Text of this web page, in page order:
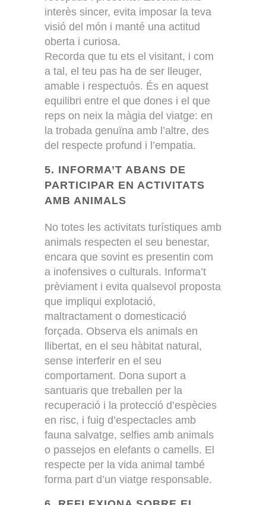
interès sincer, evita imposar la teva
visió del món i manté una actitud
oberta i curiosa.
Recorda que tu ets el visitant, i com
a tal, el teu pas ha de ser lleuger,
amable i respectuós. És en aquest
equilibri entre el que dones i el que
reps on neix la màgia del viatge: en
la trobada genuïna amb l’altre, des
del respecte profund i l’empatia.
5. INFORMA’T ABANS DE
PARTICIPAR EN ACTIVITATS
AMB ANIMALS
No totes les activitats turístiques amb
animals respecten el seu benestar,
encara que sovint es presentin com
a inofensives o culturals. Informa’t
prèviament i evita qualsevol proposta
que impliqui explotació,
maltractament o domesticació
forçada. Observa els animals en
llibertat, en el seu hàbitat natural,
sense interferir en el seu
comportament. Dona suport a
santuaris que treballen per la
recuperació i la protecció d’espècies
en risc, i fuig d’espectacles amb
fauna salvatge, selfies amb animals
o passejos en elefants o camells. El
respecte per la vida animal també
forma part d’un viatge responsable.